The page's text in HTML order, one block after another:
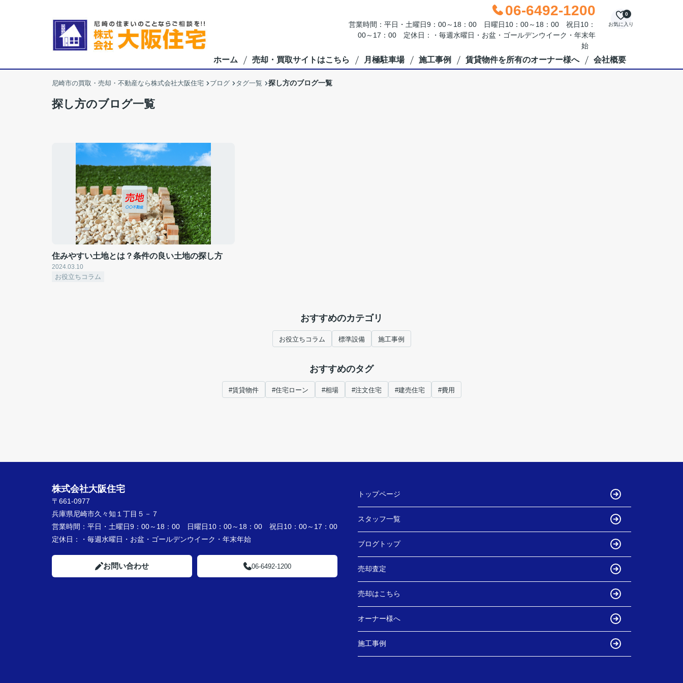
06-6492-1200
営業時間：平日・土曜日9：00～18：00 日曜日10：00～18：00 祝日10：
00～17：00 定休日：・毎週水曜日・お盆・ゴールデンウイーク・年末年
始
お気に入り
0
ホーム 売却・買取サイトはこちら 月極駐車場 施工事例 賃貸物件を所有のオーナー様へ 会社概要
尼崎市の買取・売却・不動産なら株式会社大阪住宅 ブログ タグ一覧 探し方のブログ一覧
探し方のブログ一覧
住みやすい土地とは？条件の良い土地の探し方
2024.03.10
お役立ちコラム
おすすめのカテゴリ
お役立ちコラム 標準設備 施工事例
おすすめのタグ
#賃貸物件 #住宅ローン #相場 #注文住宅 #建売住宅 #費用
株式会社大阪住宅
〒661-0977
兵庫県尼崎市久々知１丁目５－７
営業時間： 平日・土曜日9：00～18：00 日曜日10：00～18：00 祝日10：00～17：00
定休日：
・毎週水曜日・お盆・ゴールデンウイーク・年末年始
お問い合わせ 06-6492-1200
トップページ
スタッフ一覧
ブログトップ
売却査定
売却はこちら
オーナー様へ
施工事例